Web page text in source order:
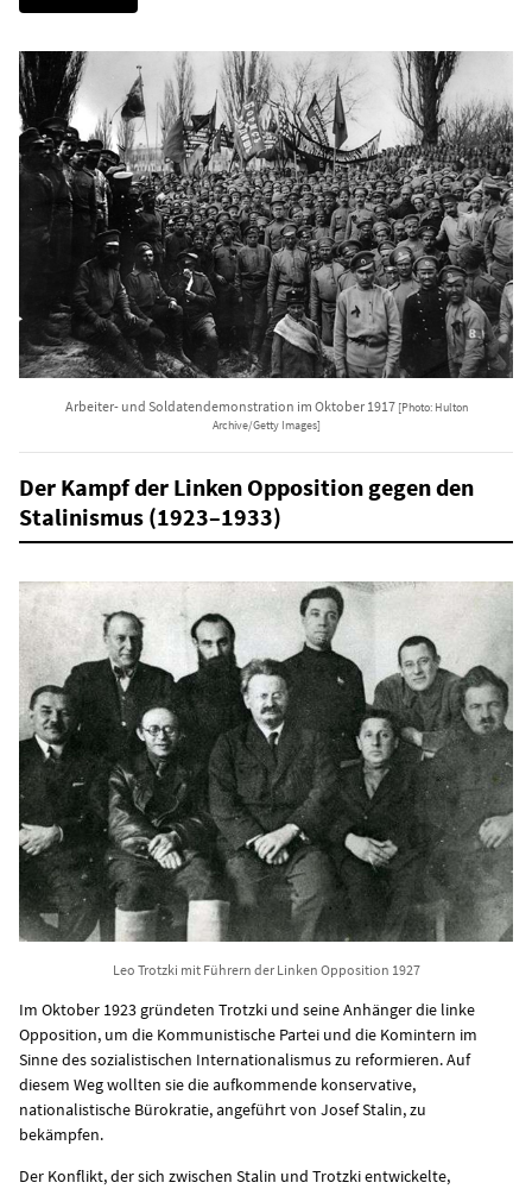
Arbeiter- und Soldatendemonstration im Oktober 1917 [Photo: Hulton
Archive/Getty Images]
Der Kampf der Linken Opposition gegen den
Stalinismus (1923–1933)
Leo Trotzki mit Führern der Linken Opposition 1927
Im Oktober 1923 gründeten Trotzki und seine Anhänger die linke
Opposition, um die Kommunistische Partei und die Komintern im
Sinne des sozialistischen Internationalismus zu reformieren. Auf
diesem Weg wollten sie die aufkommende konservative,
nationalistische Bürokratie, angeführt von Josef Stalin, zu
bekämpfen.
Der Konflikt, der sich zwischen Stalin und Trotzki entwickelte,